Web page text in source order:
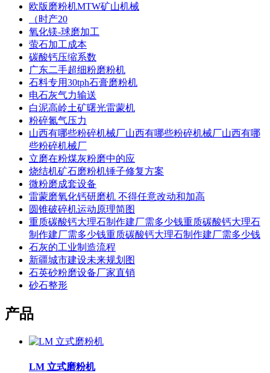
欧版磨粉机MTW矿山机械
（时产20
氧化镁-球磨加工
萤石加工成本
碳酸钙压缩系数
广东二手超细粉磨粉机
石料专用30tph石膏磨粉机
电石灰气力输送
白泥高岭土矿曙光雷蒙机
粉碎氮气压力
山西有哪些粉碎机械厂山西有哪些粉碎机械厂山西有哪
些粉碎机械厂
立磨在粉煤灰粉磨中的应
烧结机矿石磨粉机锤子修复方案
微粉磨成套设备
雷蒙磨氧化钙研磨机 不得任意改动和加高
圆锥破碎机运动原理简图
重质碳酸钙大理石制作建厂需多少钱重质碳酸钙大理石
制作建厂需多少钱重质碳酸钙大理石制作建厂需多少钱
石灰的工业制造流程
新疆城市建设未来规划图
石英砂粉磨设备厂家直销
砂石整形
产品
LM 立式磨粉机